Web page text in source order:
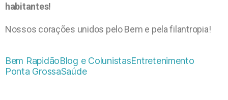
habitantes!
Nossos corações unidos pelo Bem e pela filantropia!
Bem RapidãoBlog e ColunistasEntretenimento
Ponta GrossaSaúde